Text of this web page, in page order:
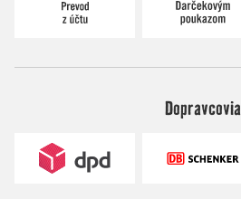
Dopravcovia